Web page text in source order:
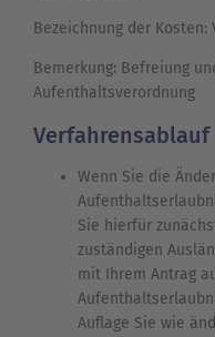
Bezeichnung der Kosten:
Bemerkung: Befreiung
Aufenthaltsverordnung
Verfahrensablauf
Wenn Sie die
Sie hierfür
zuständigen
mit Ihrem Antrag
Auflage Sie wie